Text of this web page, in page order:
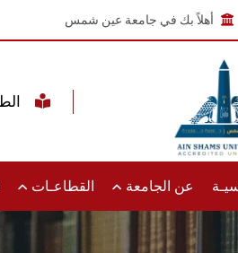
أهلاً بك في جامعة عين شمس
عن الجامعة القطاعـات